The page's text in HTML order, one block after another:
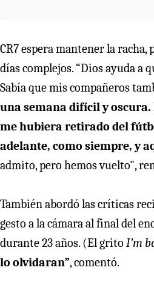
CR7 espera mantener la racha,
días complejos. “Dios ayuda a
Sabía que mis compañeros
una semana difícil y oscura.
me hubiera retirado del
adelante, como siempre, y
admito, pero hemos vuelto",
También abordó las críticas
gesto a la cámara al final del
durante 23 años. (El grito I’m
lo olvidaran”, comentó.